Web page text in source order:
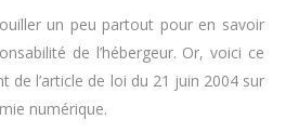
un peu partout pour en savoir
de l’hébergeur. Or, voici ce
de l’article de loi du 21 juin 2004 sur
numérique.